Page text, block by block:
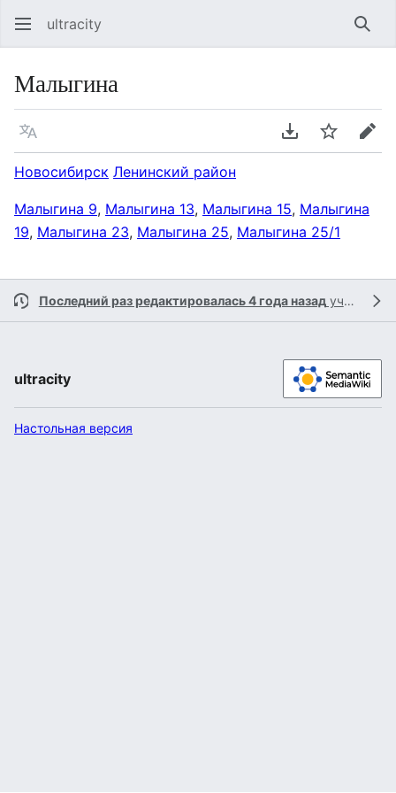
ultracity
Малыгина
Язык Скачать PDF
Следить
Новосибирск Ленинский район
Малыгина 9, Малыгина 13, Малыгина 15, Малыгина
19, Малыгина 23, Малыгина 25, Малыгина 25/1
Последний раз редактировалась 4 года назадучастником
ultracity
Настольная версия